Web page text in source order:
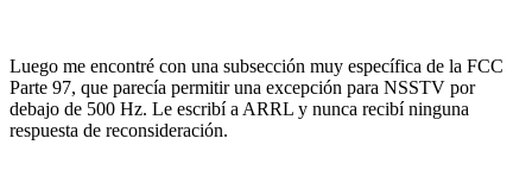
Luego me encontré con una subsección muy específica de la FCC
Parte 97, que parecía permitir una excepción para NSSTV por
debajo de 500 Hz. Le escribí a ARRL y nunca recibí ninguna
respuesta de reconsideración.